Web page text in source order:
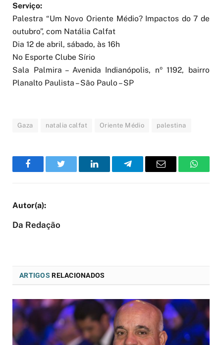
Serviço:
Palestra “Um Novo Oriente Médio? Impactos do 7 de
outubro”, com Natália Calfat
Dia 12 de abril, sábado, às 16h
No Esporte Clube Sírio
Sala Palmira – Avenida Indianópolis, nº 1192, bairro
Planalto Paulista – São Paulo – SP
Gaza natalia calfat Oriente Médio palestina
FacebookTwitter LinkedInTelegramEmail
Da Redação
ARTIGOS RELACIONADOS